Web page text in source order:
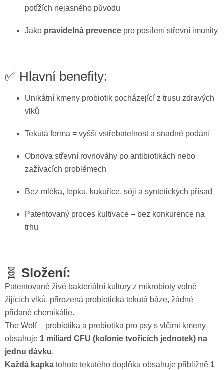
potížích nejasného původu
Jako pravidelná prevence pro posílení střevní imunity
✅ Hlavní benefity:
Unikátní kmeny probiotik pocházející z trusu zdravých
vlků
Tekutá forma = vyšší vstřebatelnost a snadné podání
Obnova střevní rovnováhy po antibiotikách nebo
zažívacích problémech
Bez mléka, lepku, kukuřice, sóji a syntetických přísad
Patentovaný proces kultivace – bez konkurence na
trhu
🧬 Složení:
Patentované živé bakteriální kultury z mikrobioty volně
žijících vlků, přirozená probiotická tekutá báze, žádné
přidané chemikálie.
The Wolf – probiotika a prebiotika pro psy s vlčími kmeny
obsahuje 1 miliard CFU (kolonie tvořících jednotek) na
jednu dávku.
Každá kapka tohoto tekutého doplňku obsahuje přibližně 1